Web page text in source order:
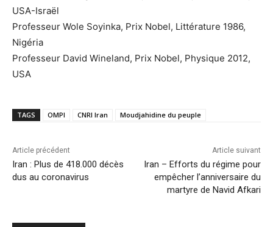
USA-Israël
Professeur Wole Soyinka, Prix Nobel, Littérature 1986,
Nigéria
Professeur David Wineland, Prix Nobel, Physique 2012,
USA
TAGS OMPI CNRI Iran Moudjahidine du peuple
Article précédent
Iran : Plus de 418.000 décès
dus au coronavirus
Article suivant
Iran – Efforts du régime pour
empêcher l’anniversaire du
martyre de Navid Afkari